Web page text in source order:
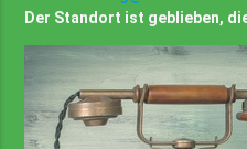
Der Standort ist geblieben,